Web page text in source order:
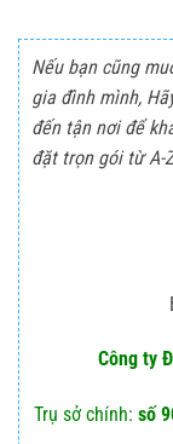
Nếu bạn cũng
gia đình mình,
đến tận nơi để
đặt trọn gói từ A-
Công ty
Trụ sở chính: số